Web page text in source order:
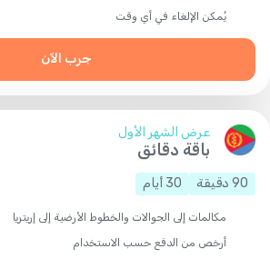
يُمكن الإلغاء في أي وقت
جرب الآن
عرض الشهر الأول
باقة دقائق
90 دقيقة 30 أيام
مكالمات إلى الجوالات والخطوط الأرضية إلى إريتريا
أرخص من الدفع حسب الاستخدام